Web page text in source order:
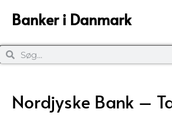
Banker i Danmark
Nordjyske Bank –